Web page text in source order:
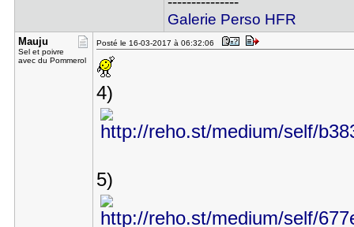
Galerie Perso HFR
Mauju
Sel et poivre
avec du Pommerol
Posté le 16-03-2017 à 06:32:06
4)
5)